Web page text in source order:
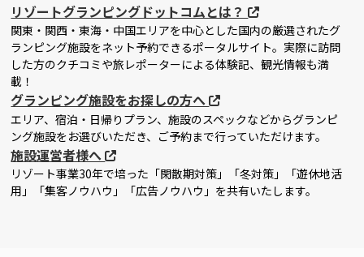
リゾートグランピングドットコムとは？
関東・関西・東海・中国エリアを中心とした国内の厳選されたグ
ランピング施設をネット予約できるポータルサイト。実際に訪問
した方のクチコミや旅レポーターによる体験記、観光情報も満
載！
グランピング施設をお探しの方へ
エリア、宿泊・日帰りプラン、施設のスペックなどからグランピ
ング施設をお選びいただき、ご予約まで行っていただけます。
施設運営者様へ
リゾート事業30年で培った「閑散期対策」「冬対策」「遊休地活
用」「集客ノウハウ」「広告ノウハウ」を共有いたします。